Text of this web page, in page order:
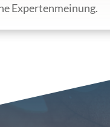
Expertenmeinung.